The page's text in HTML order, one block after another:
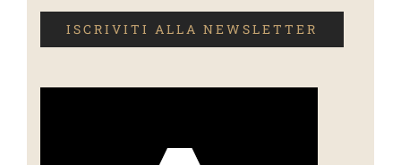
ISCRIVITI ALLA NEWSLETTER